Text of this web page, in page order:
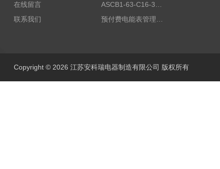
在线留言
联系我们
Copyright © 2026 江苏安科瑞电器制造有限公司 版权所有